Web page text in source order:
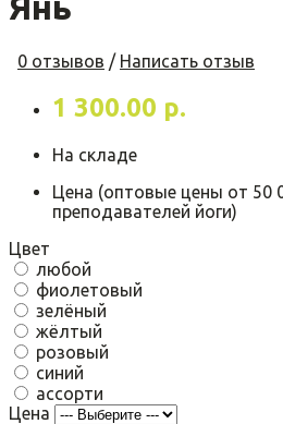
0 отзывов / Написать отзыв
1 300.00 р.
На складе
Цена (оптовые цены от 50
преподавателей йоги)
Цвет
любой
фиолетовый
зелёный
жёлтый
розовый
синий
ассорти
Цена